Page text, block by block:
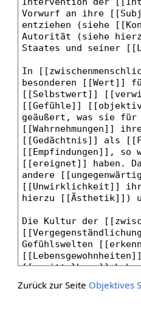
Zurück zur Seite Objektives